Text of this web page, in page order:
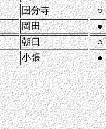
国分寺
○
岡田
●
朝日
○
小張 ●